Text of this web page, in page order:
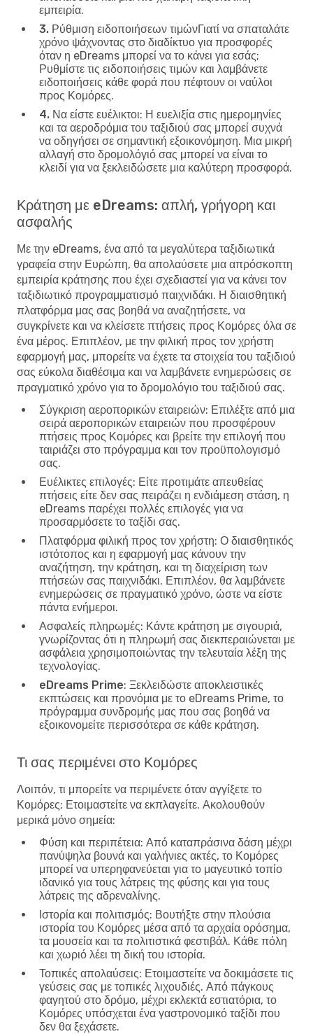
εμπειρία.
3. Ρύθμιση ειδοποιήσεων τιμώνΓιατί να σπαταλάτε
χρόνο ψάχνοντας στο διαδίκτυο για προσφορές
όταν η eDreams μπορεί να το κάνει για εσάς;
Ρυθμίστε τις ειδοποιήσεις τιμών και λαμβάνετε
ειδοποιήσεις κάθε φορά που πέφτουν οι ναύλοι
προς Κομόρες.
4. Να είστε ευέλικτοι: Η ευελιξία στις ημερομηνίες
και τα αεροδρόμια του ταξιδιού σας μπορεί συχνά
να οδηγήσει σε σημαντική εξοικονόμηση. Μια μικρή
αλλαγή στο δρομολόγιό σας μπορεί να είναι το
κλειδί για να ξεκλειδώσετε μια καλύτερη προσφορά.
Κράτηση με eDreams: απλή, γρήγορη και
ασφαλής
Με την eDreams, ένα από τα μεγαλύτερα ταξιδιωτικά
γραφεία στην Ευρώπη, θα απολαύσετε μια απρόσκοπτη
εμπειρία κράτησης που έχει σχεδιαστεί για να κάνει τον
ταξιδιωτικό προγραμματισμό παιχνιδάκι. Η διαισθητική
πλατφόρμα μας σας βοηθά να αναζητήσετε, να
συγκρίνετε και να κλείσετε πτήσεις προς Κομόρες όλα σε
ένα μέρος. Επιπλέον, με την φιλική προς τον χρήστη
εφαρμογή μας, μπορείτε να έχετε τα στοιχεία του ταξιδιού
σας εύκολα διαθέσιμα και να λαμβάνετε ενημερώσεις σε
πραγματικό χρόνο για το δρομολόγιο του ταξιδιού σας.
Σύγκριση αεροπορικών εταιρειών: Επιλέξτε από μια
σειρά αεροπορικών εταιρειών που προσφέρουν
πτήσεις προς Κομόρες και βρείτε την επιλογή που
ταιριάζει στο πρόγραμμα και τον προϋπολογισμό
σας.
Ευέλικτες επιλογές: Είτε προτιμάτε απευθείας
πτήσεις είτε δεν σας πειράζει η ενδιάμεση στάση, η
eDreams παρέχει πολλές επιλογές για να
προσαρμόσετε το ταξίδι σας.
Πλατφόρμα φιλική προς τον χρήστη: Ο διαισθητικός
ιστότοπος και η εφαρμογή μας κάνουν την
αναζήτηση, την κράτηση, και τη διαχείριση των
πτήσεών σας παιχνιδάκι. Επιπλέον, θα λαμβάνετε
ενημερώσεις σε πραγματικό χρόνο, ώστε να είστε
πάντα ενήμεροι.
Ασφαλείς πληρωμές: Κάντε κράτηση με σιγουριά,
γνωρίζοντας ότι η πληρωμή σας διεκπεραιώνεται με
ασφάλεια χρησιμοποιώντας την τελευταία λέξη της
τεχνολογίας.
eDreams Prime: Ξεκλειδώστε αποκλειστικές
εκπτώσεις και προνόμια με το eDreams Prime, το
πρόγραμμα συνδρομής μας που σας βοηθά να
εξοικονομείτε περισσότερα σε κάθε κράτηση.
Τι σας περιμένει στο Κομόρες
Λοιπόν, τι μπορείτε να περιμένετε όταν αγγίξετε το
Κομόρες; Ετοιμαστείτε να εκπλαγείτε. Ακολουθούν
μερικά μόνο σημεία:
Φύση και περιπέτεια: Από καταπράσινα δάση μέχρι
πανύψηλα βουνά και γαλήνιες ακτές, το Κομόρες
μπορεί να υπερηφανεύεται για το μαγευτικό τοπίο
ιδανικό για τους λάτρεις της φύσης και για τους
λάτρεις της αδρεναλίνης.
Ιστορία και πολιτισμός: Βουτήξτε στην πλούσια
ιστορία του Κομόρες μέσα από τα αρχαία ορόσημα,
τα μουσεία και τα πολιτιστικά φεστιβάλ. Κάθε πόλη
και χωριό λέει τη δική του ιστορία.
Τοπικές απολαύσεις: Ετοιμαστείτε να δοκιμάσετε τις
γεύσεις σας με τοπικές λιχουδιές. Από πάγκους
φαγητού στο δρόμο, μέχρι εκλεκτά εστιατόρια, το
Κομόρες υπόσχεται ένα γαστρονομικό ταξίδι που
δεν θα ξεχάσετε.